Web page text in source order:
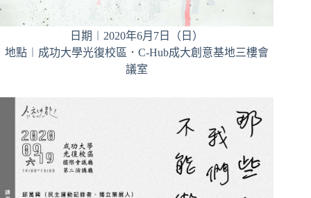
日期︱2020年6月7日（日）
地點︱成功大學光復校區．C-Hub成大創意基地三樓會
議室